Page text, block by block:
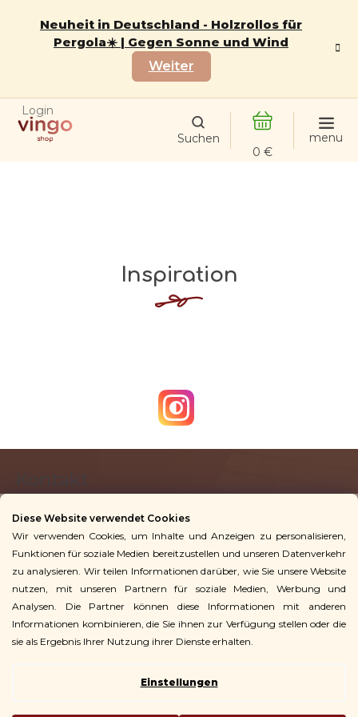
Diese Website verwendet Cookies
Wir verwenden Cookies, um Inhalte und Anzeigen zu personalisieren,
Funktionen für soziale Medien bereitzustellen und unseren Datenverkehr
zu analysieren. Wir teilen Informationen darüber, wie Sie unsere Website
nutzen, mit unseren Partnern für soziale Medien, Werbung und
Analysen. Die Partner können diese Informationen mit anderen
Informationen kombinieren, die Sie ihnen zur Verfügung stellen oder die
sie als Ergebnis Ihrer Nutzung ihrer Dienste erhalten.
Einstellungen
Neuheit in Deutschland - Holzrollos für
Pergola☀️ | Gegen Sonne und Wind
Weiter
Login
WARENKORB
Inspiration
ß
e
Kontakt
info@vingoshop.de
+49 781 9563 3016
Für Kunden